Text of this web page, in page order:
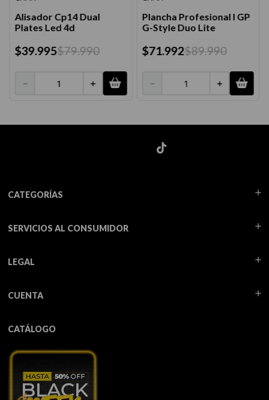
Alisador Cp14 Dual
Plates Led 4d
$39.995$79.990
＋
－
Plancha Profesional I GP
G-Style Duo Lite
$71.992$89.990
＋
－
CATEGORÍAS
SERVICIOS AL CONSUMIDOR
LEGAL
CUENTA
CATÁLOGO